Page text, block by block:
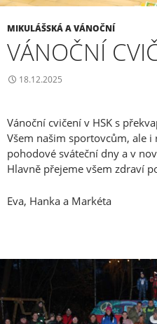
MIKULÁŠSKÁ A VÁNOČNÍ
VÁNOČNÍ
18.12.2025
Vánoční cvičení v HSK s
Všem našim sportovcům, ale
pohodové sváteční dny a v
Hlavně přejeme všem zdraví
Eva, Hanka a Markéta